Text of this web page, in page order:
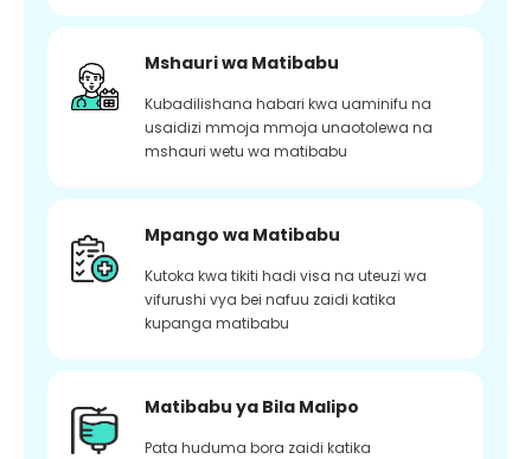
Mshauri wa Matibabu
Kubadilishana habari kwa uaminifu na
usaidizi mmoja mmoja unaotolewa na
mshauri wetu wa matibabu
Mpango wa Matibabu
Kutoka kwa tikiti hadi visa na uteuzi wa
vifurushi vya bei nafuu zaidi katika
kupanga matibabu
Matibabu ya Bila Malipo
Pata huduma bora zaidi katika